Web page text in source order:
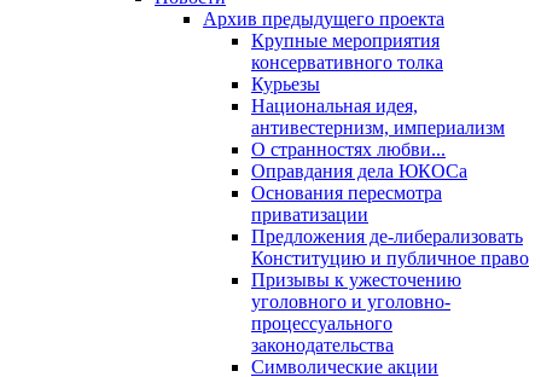
Архив предыдущего проекта
Крупные мероприятия
консервативного толка
Курьезы
Национальная идея,
антивестернизм, империализм
О странностях любви...
Оправдания дела ЮКОСа
Основания пересмотра
приватизации
Предложения де-либерализовать
Конституцию и публичное право
Призывы к ужесточению
уголовного и уголовно-
процессуального
законодательства
Символические акции